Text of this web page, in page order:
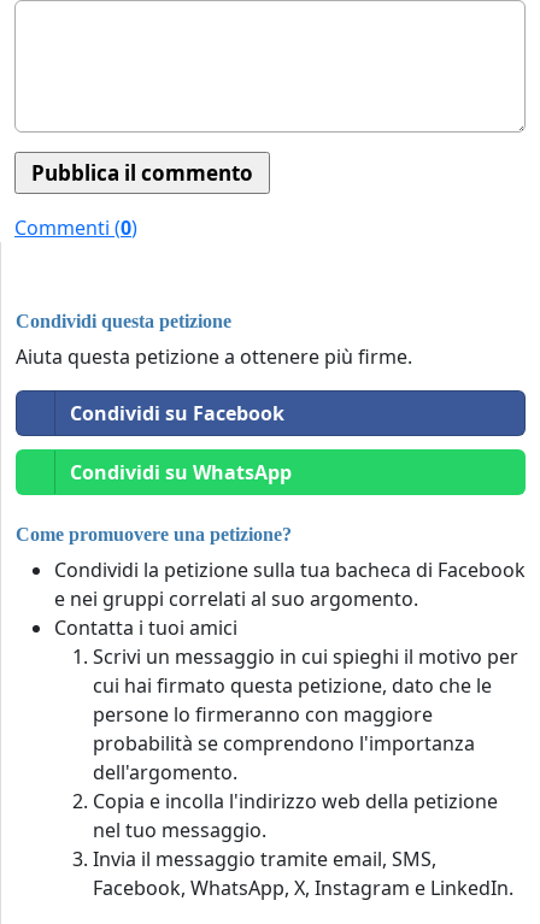
Commenti (0)
Condividi questa petizione
Aiuta questa petizione a ottenere più firme.
Condividi su Facebook
Condividi su WhatsApp
Come promuovere una petizione?
Condividi la petizione sulla tua bacheca di Facebook
e nei gruppi correlati al suo argomento.
Contatta i tuoi amici
Scrivi un messaggio in cui spieghi il motivo per
cui hai firmato questa petizione, dato che le
persone lo firmeranno con maggiore
probabilità se comprendono l'importanza
dell'argomento.
Copia e incolla l'indirizzo web della petizione
nel tuo messaggio.
Invia il messaggio tramite email, SMS,
Facebook, WhatsApp, X, Instagram e LinkedIn.